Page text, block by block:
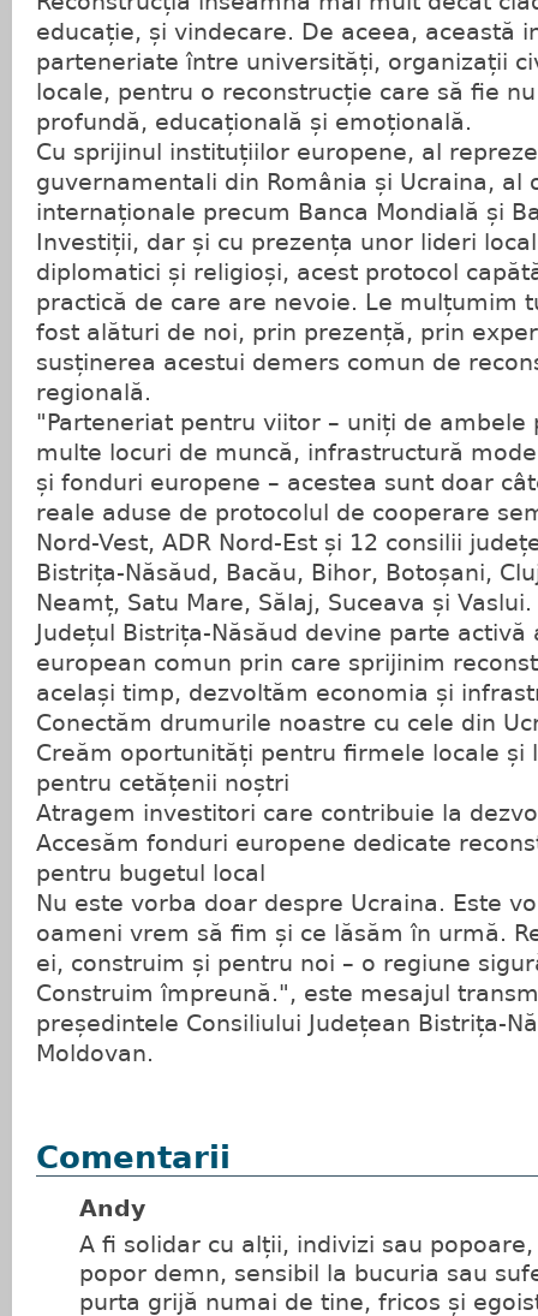
educație, și vindecare. De aceea, această
parteneriate între universități, organizații
locale, pentru o reconstrucție care să fie
profundă, educațională și emoțională.
Cu sprijinul instituțiilor europene, al
guvernamentali din România și Ucraina, al
internaționale precum Banca Mondială și
Investiții, dar și cu prezența unor lideri
diplomatici și religioși, acest protocol
practică de care are nevoie. Le mulțumim
fost alături de noi, prin prezență, prin
susținerea acestui demers comun de
regională.
"Parteneriat pentru viitor – uniți de ambele
multe locuri de muncă, infrastructură
și fonduri europene – acestea sunt doar
reale aduse de protocolul de cooperare
Nord-Vest, ADR Nord-Est și 12 consilii
Bistrița-Năsăud, Bacău, Bihor, Botoșani,
Neamț, Satu Mare, Sălaj, Suceava și Vaslui.
Județul Bistrița-Năsăud devine parte
european comun prin care sprijinim
același timp, dezvoltăm economia și
Conectăm drumurile noastre cu cele din
Creăm oportunități pentru firmele locale și
pentru cetățenii noștri
Atragem investitori care contribuie la
Accesăm fonduri europene dedicate
pentru bugetul local
Nu este vorba doar despre Ucraina. Este
oameni vrem să fim și ce lăsăm în urmă.
ei, construim și pentru noi – o regiune
Construim împreună.", este mesajul
președintele Consiliului Județean Bistrița-
Moldovan.
Comentarii
Andy
A fi solidar cu alții, indivizi sau
popor demn, sensibil la bucuria sau
purta grijă numai de tine, fricos și